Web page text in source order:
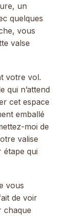
un
quelques
vous
valse
votre vol.
qui n’attend
cet espace
emballé
moi de
valise
étape qui
vous
de voir
chaque